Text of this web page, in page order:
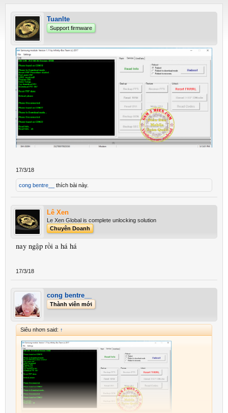
Tuanlte
Support firmware
17/3/18
cong bentre__ thích bài này.
Lê Xen
Le Xen Global is complete unlocking solution
Chuyên Doanh
nay ngập rồi a há há
17/3/18
cong bentre__
Thành viên mới
Siêu nhơn said: ↑